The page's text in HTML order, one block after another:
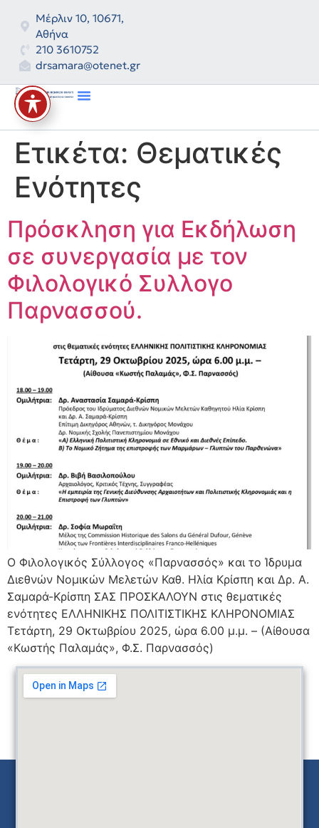
Μέρλιν 10, 10671,
Αθήνα
210 3610752
drsamara@otenet.gr
Ετικέτα: Θεματικές
Ενότητες
Πρόσκληση για Εκδήλωση
σε συνεργασία με τον
Φιλολογικό Συλλογο
Παρνασσού.
Ο Φιλολογικός Σύλλογος «Παρνασσός» και το Ίδρυμα
Διεθνών Νομικών Μελετών Καθ. Ηλία Κρίσπη και Δρ. Α.
Σαμαρά-Κρίσπη ΣΑΣ ΠΡΟΣΚΑΛΟΥΝ στις θεματικές
ενότητες ΕΛΛΗΝΙΚΗΣ ΠΟΛΙΤΙΣΤΙΚΗΣ ΚΛΗΡΟΝΟΜΙΑΣ
Τετάρτη, 29 Οκτωβρίου 2025, ώρα 6.00 μ.μ. – (Αίθουσα
«Κωστής Παλαμάς», Φ.Σ. Παρνασσός)